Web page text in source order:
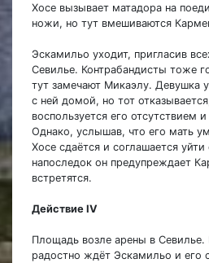
Хосе вызывает матадора на
ножи, но тут вмешиваются
Эскамильо уходит, пригласив
Севилье. Контрабандисты тоже
тут замечают Микаэлу. Девушка
с ней домой, но тот
воспользуется его отсутствием
Однако, услышав, что его мать
Хосе сдаётся и соглашается
напоследок он предупреждает
встретятся.
Действие IV
Площадь возле арены в Севилье.
радостно ждёт Эскамильо и его